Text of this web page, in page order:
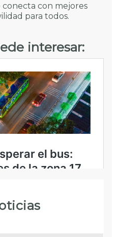
con mejores
para todos.
interesar: